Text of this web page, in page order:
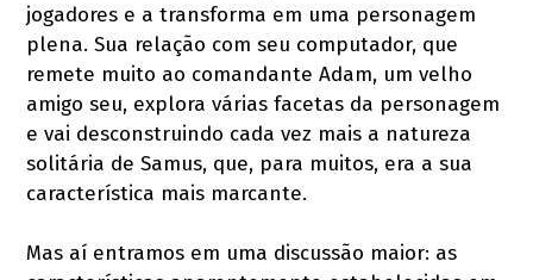
jogadores e a transforma em uma personagem
plena. Sua relação com seu computador, que
remete muito ao comandante Adam, um velho
amigo seu, explora várias facetas da personagem
e vai desconstruindo cada vez mais a natureza
solitária de Samus, que, para muitos, era a sua
característica mais marcante.
Mas aí entramos em uma discussão maior: as